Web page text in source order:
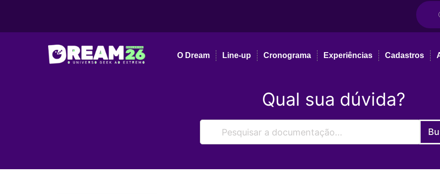
O Dream Line-up Cronograma Experiências Cadastros
Qual sua dúvida?